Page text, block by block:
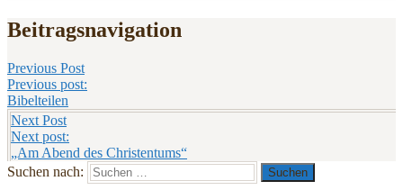
Beitragsnavigation
Previous Post
Previous post:
Bibelteilen
Next Post
Next post:
„Am Abend des Christentums“
Suchen nach: